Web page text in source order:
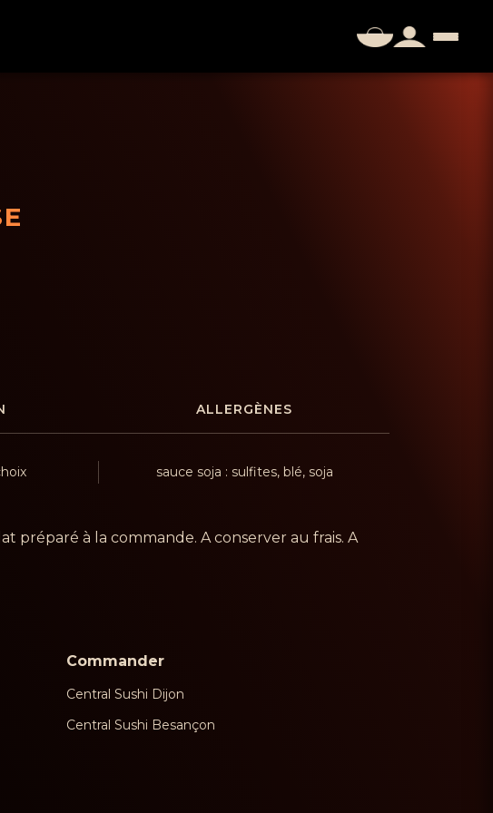
ALLERGÈNES
sauce soja : sulfites, blé, soja
préparé à la commande. A conserver au frais. A
Commander
Central Sushi Dijon
Central Sushi Besançon